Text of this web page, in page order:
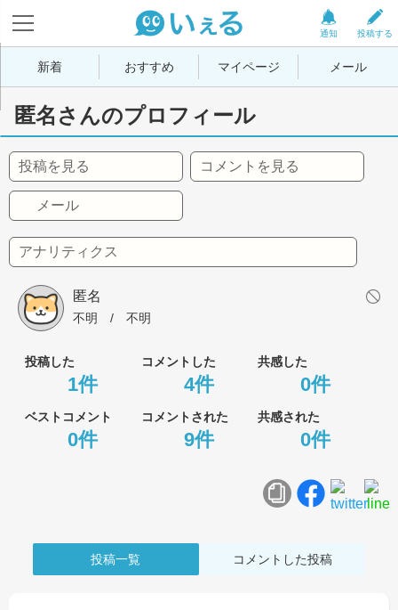
投稿する
通知
新着 おすすめ マイページ メール
匿名さんのプロフィール
投稿を見る コメントを見る
メール
アナリティクス
匿名
不明 / 不明
投稿した コメントした 共感した
1件 4件 0件
ベストコメント コメントされた 共感された
0件 9件 0件
投稿一覧 コメントした投稿